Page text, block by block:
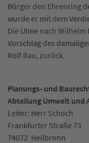
Bürger den Ehrenring
wurde er mit dem
Die Ulme nach
Vorschlag des
Rolf Rau, zurück.
Planungs- und
Abteilung Umwelt und
Leiter: Herr Schoch
Frankfurter Straße 73
74072 Heilbronn